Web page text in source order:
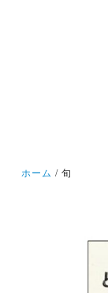
ホーム 旬